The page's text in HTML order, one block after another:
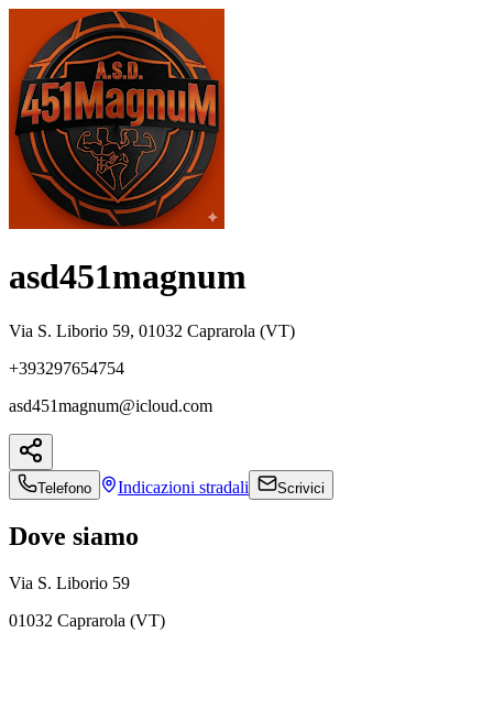
asd451magnum
Via S. Liborio 59, 01032 Caprarola (VT)
+393297654754
asd451magnum@icloud.com
Telefono Indicazioni stradali Scrivici
Dove siamo
Via S. Liborio 59
01032 Caprarola (VT)